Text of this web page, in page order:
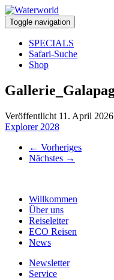
Toggle navigation
SPECIALS
Safari-Suche
Shop
Veröffentlicht 11. April 2026
Explorer 2028
← Vorheriges
Nächstes →
Willkommen
Über uns
Reiseleiter
ECO Reisen
News
Newsletter
Service